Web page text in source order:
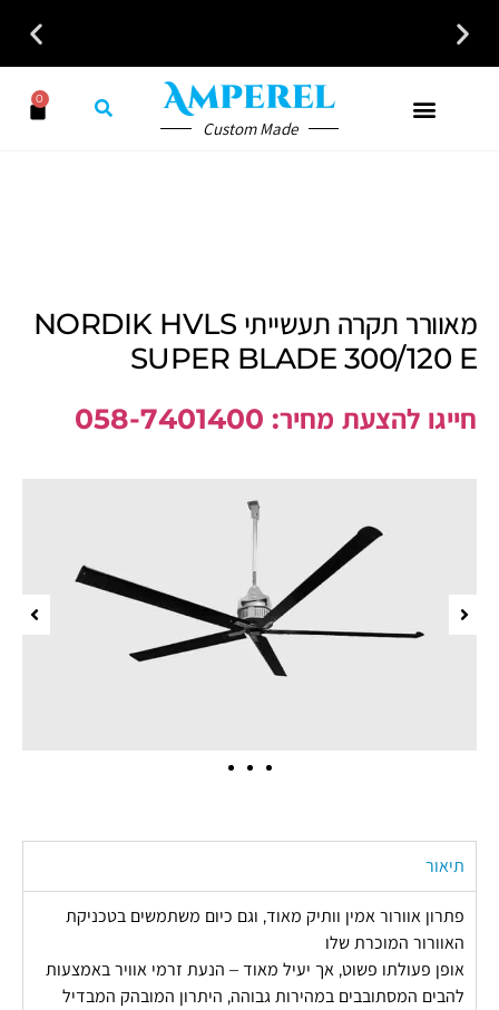
לקבלת ייעוץ חינם חייגו עכשיו - 058-7401300
Custom Made
0
מאוורר תקרה תעשייתי NORDIK HVLS
SUPER BLADE 300/120 E
חייגו להצעת מחיר: 058-7401400
תיאור
פתרון אוורור אמין וותיק מאוד, וגם כיום משתמשים בטכניקת
האוורור המוכרת שלו
אופן פעולתו פשוט, אך יעיל מאוד – הנעת זרמי אוויר באמצעות
להבים המסתובבים במהירות גבוהה, היתרון המובהק המבדיל